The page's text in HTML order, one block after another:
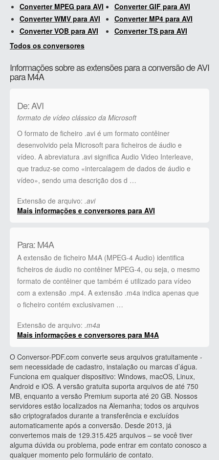
Converter MPEG para AVI
Converter GIF para AVI
Converter WMV para AVI
Converter MP4 para AVI
Converter VOB para AVI
Converter TS para AVI
Todos os conversores
Informações sobre as extensões para a conversão de AVI
para M4A
De: AVI
formato de vídeo clássico da Microsoft
O formato de ficheiro .avi é um formato contêiner
desenvolvido pela Microsoft para ficheiros de áudio e
vídeo. A abreviatura .avi significa Audio Video Interleave,
que traduz-se como «intercalagem de dados de áudio e
vídeo», sendo uma descrição dos d …
Extensão de arquivo: .avi
Mais informações e conversores para AVI
Para: M4A
A extensão de ficheiro M4A (MPEG-4 Audio) identifica
ficheiros de áudio no contêiner MPEG-4, ou seja, o mesmo
formato de contêiner que também é utilizado para vídeo
com a extensão .mp4. A extensão .m4a indica apenas que
o ficheiro contém exclusivamen …
Extensão de arquivo: .m4a
Mais informações e conversores para M4A
O Conversor-PDF.com converte seus arquivos gratuitamente -
sem necessidade de cadastro, instalação ou marcas d’água.
Funciona em qualquer dispositivo: Windows, macOS, Linux,
Android e iOS. A versão gratuita suporta arquivos de até 750
MB, enquanto a versão Premium suporta até 20 GB. Nossos
servidores estão localizados na Alemanha; todos os arquivos
são criptografados durante a transferência e excluídos
automaticamente após a conversão. Desde 2013, já
convertemos mais de 129.315.425 arquivos – se você tiver
alguma dúvida ou problema, pode entrar em contato conosco a
qualquer momento pelo formulário de contato.